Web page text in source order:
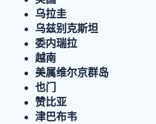
乌拉圭
乌兹别克斯坦
委内瑞拉
越南
美属维尔京群岛
也门
赞比亚
津巴布韦